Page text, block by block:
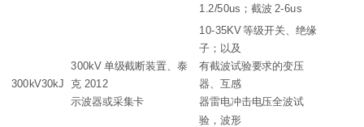
1.2/50us；截波 2-6us
300kV30kJ
300kV 单级截断装置、泰
克 2012
示波器或采集卡
10-35KV 等级开关、绝缘
子；以及
有截波试验要求的变压
器、互感
器雷电冲击电压全波试
验，波形